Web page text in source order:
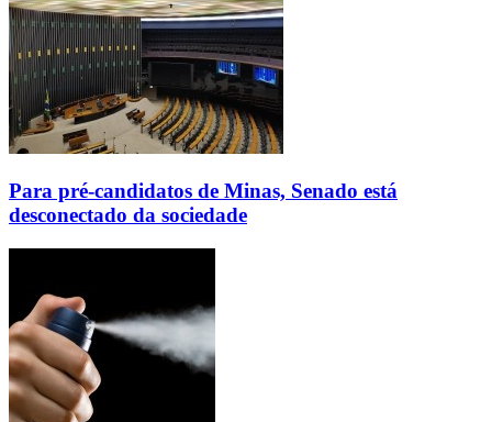
Para pré-candidatos de Minas, Senado está
desconectado da sociedade